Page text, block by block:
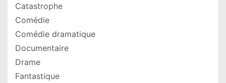
Catastrophe
Comédie
Comédie dramatique
Documentaire
Drame
Fantastique